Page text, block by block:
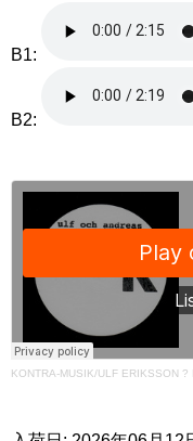
B1:
B2:
KONTRA-MUSIK/ULF ERIKSSON ?